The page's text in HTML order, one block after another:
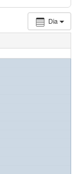
Dia